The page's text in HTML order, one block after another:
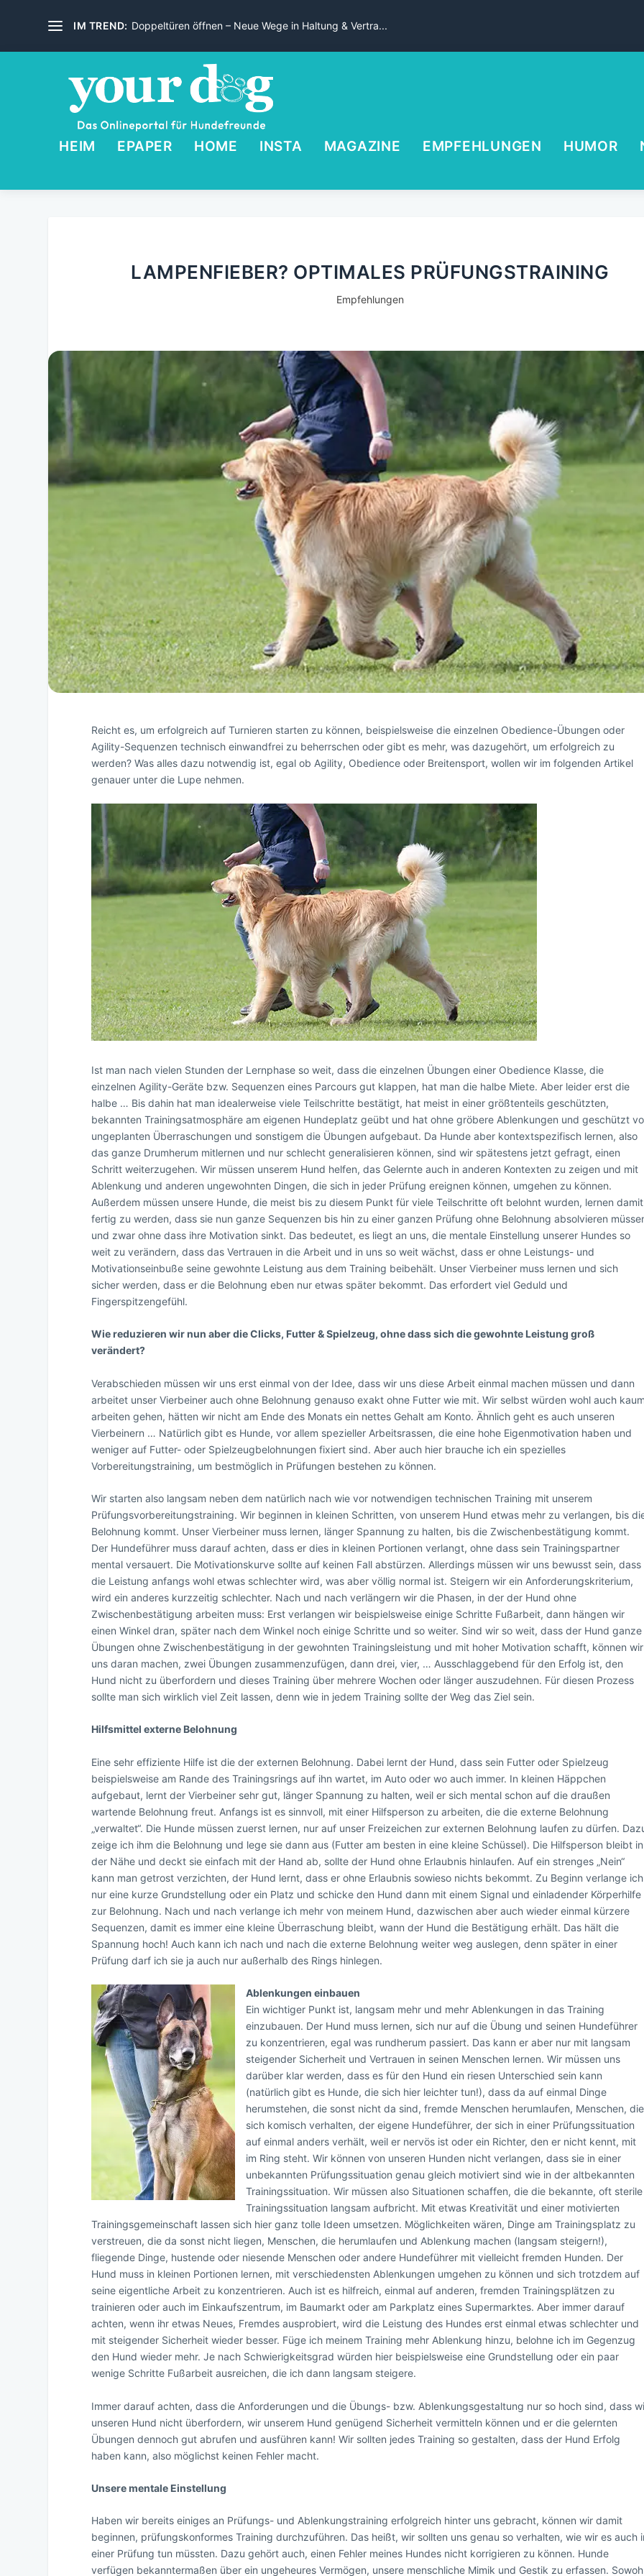
IM TREND: Doppeltüren öffnen – Neue Wege in Haltung & Vertra...
HEIM EPAPER HOME INSTA MAGAZINE EMPFEHLUNGEN HUMOR
LAMPENFIEBER? OPTIMALES PRÜFUNGSTRAINING
Empfehlungen
Reicht es, um erfolgreich auf Turnieren starten zu können, beispielsweise die einzelnen Obedience-Übungen oder
Agility-Sequenzen technisch einwandfrei zu beherrschen oder gibt es mehr, was dazugehört, um erfolgreich zu
werden? Was alles dazu notwendig ist, egal ob Agility, Obedience oder Breitensport, wollen wir im folgenden Artikel
genauer unter die Lupe nehmen.
Ist man nach vielen Stunden der Lernphase so weit, dass die einzelnen Übungen einer Obedience Klasse, die
einzelnen Agility-Geräte bzw. Sequenzen eines Parcours gut klappen, hat man die halbe Miete. Aber leider erst die
halbe … Bis dahin hat man idealerweise viele Teilschritte bestätigt, hat meist in einer größtenteils geschützten,
bekannten Trainingsatmosphäre am eigenen Hundeplatz geübt und hat ohne gröbere Ablenkungen und geschützt
ungeplanten Überraschungen und sonstigem die Übungen aufgebaut. Da Hunde aber kontextspezifisch lernen, also
das ganze Drumherum mitlernen und nur schlecht generalisieren können, sind wir spätestens jetzt gefragt, einen
Schritt weiterzugehen. Wir müssen unserem Hund helfen, das Gelernte auch in anderen Kontexten zu zeigen und mit
Ablenkung und anderen ungewohnten Dingen, die sich in jeder Prüfung ereignen können, umgehen zu können.
Außerdem müssen unsere Hunde, die meist bis zu diesem Punkt für viele Teilschritte oft belohnt wurden, lernen damit
fertig zu werden, dass sie nun ganze Sequenzen bis hin zu einer ganzen Prüfung ohne Belohnung absolvieren
und zwar ohne dass ihre Motivation sinkt. Das bedeutet, es liegt an uns, die mentale Einstellung unserer Hundes so
weit zu verändern, dass das Vertrauen in die Arbeit und in uns so weit wächst, dass er ohne Leistungs- und
Motivationseinbuße seine gewohnte Leistung aus dem Training beibehält. Unser Vierbeiner muss lernen und sich
sicher werden, dass er die Belohnung eben nur etwas später bekommt. Das erfordert viel Geduld und
Fingerspitzengefühl.
Wie reduzieren wir nun aber die Clicks, Futter & Spielzeug, ohne dass sich die gewohnte Leistung groß
verändert?
Verabschieden müssen wir uns erst einmal von der Idee, dass wir uns diese Arbeit einmal machen müssen und dann
arbeitet unser Vierbeiner auch ohne Belohnung genauso exakt ohne Futter wie mit. Wir selbst würden wohl auch
arbeiten gehen, hätten wir nicht am Ende des Monats ein nettes Gehalt am Konto. Ähnlich geht es auch unseren
Vierbeinern … Natürlich gibt es Hunde, vor allem spezieller Arbeitsrassen, die eine hohe Eigenmotivation haben und
weniger auf Futter- oder Spielzeugbelohnungen fixiert sind. Aber auch hier brauche ich ein spezielles
Vorbereitungstraining, um bestmöglich in Prüfungen bestehen zu können.
Wir starten also langsam neben dem natürlich nach wie vor notwendigen technischen Training mit unserem
Prüfungsvorbereitungstraining. Wir beginnen in kleinen Schritten, von unserem Hund etwas mehr zu verlangen, bis
Belohnung kommt. Unser Vierbeiner muss lernen, länger Spannung zu halten, bis die Zwischenbestätigung kommt.
Der Hundeführer muss darauf achten, dass er dies in kleinen Portionen verlangt, ohne dass sein Trainingspartner
mental versauert. Die Motivationskurve sollte auf keinen Fall abstürzen. Allerdings müssen wir uns bewusst sein, dass
die Leistung anfangs wohl etwas schlechter wird, was aber völlig normal ist. Steigern wir ein Anforderungskriterium,
wird ein anderes kurzzeitig schlechter. Nach und nach verlängern wir die Phasen, in der der Hund ohne
Zwischenbestätigung arbeiten muss: Erst verlangen wir beispielsweise einige Schritte Fußarbeit, dann hängen wir
einen Winkel dran, später nach dem Winkel noch einige Schritte und so weiter. Sind wir so weit, dass der Hund ganze
Übungen ohne Zwischenbestätigung in der gewohnten Trainingsleistung und mit hoher Motivation schafft, können wir
uns daran machen, zwei Übungen zusammenzufügen, dann drei, vier, … Ausschlaggebend für den Erfolg ist, den
Hund nicht zu überfordern und dieses Training über mehrere Wochen oder länger auszudehnen. Für diesen Prozess
sollte man sich wirklich viel Zeit lassen, denn wie in jedem Training sollte der Weg das Ziel sein.
Hilfsmittel externe Belohnung
Eine sehr effiziente Hilfe ist die der externen Belohnung. Dabei lernt der Hund, dass sein Futter oder Spielzeug
beispielsweise am Rande des Trainingsrings auf ihn wartet, im Auto oder wo auch immer. In kleinen Häppchen
aufgebaut, lernt der Vierbeiner sehr gut, länger Spannung zu halten, weil er sich mental schon auf die draußen
wartende Belohnung freut. Anfangs ist es sinnvoll, mit einer Hilfsperson zu arbeiten, die die externe Belohnung
„verwaltet“. Die Hunde müssen zuerst lernen, nur auf unser Freizeichen zur externen Belohnung laufen zu dürfen.
zeige ich ihm die Belohnung und lege sie dann aus (Futter am besten in eine kleine Schüssel). Die Hilfsperson bleibt in
der Nähe und deckt sie einfach mit der Hand ab, sollte der Hund ohne Erlaubnis hinlaufen. Auf ein strenges „Nein“
kann man getrost verzichten, der Hund lernt, dass er ohne Erlaubnis sowieso nichts bekommt. Zu Beginn verlange ich
nur eine kurze Grundstellung oder ein Platz und schicke den Hund dann mit einem Signal und einladender Körperhilfe
zur Belohnung. Nach und nach verlange ich mehr von meinem Hund, dazwischen aber auch wieder einmal kürzere
Sequenzen, damit es immer eine kleine Überraschung bleibt, wann der Hund die Bestätigung erhält. Das hält die
Spannung hoch! Auch kann ich nach und nach die externe Belohnung weiter weg auslegen, denn später in einer
Prüfung darf ich sie ja auch nur außerhalb des Rings hinlegen.
Ablenkungen einbauen
Ein wichtiger Punkt ist, langsam mehr und mehr Ablenkungen in das Training
einzubauen. Der Hund muss lernen, sich nur auf die Übung und seinen Hundeführer
zu konzentrieren, egal was rundherum passiert. Das kann er aber nur mit langsam
steigender Sicherheit und Vertrauen in seinen Menschen lernen. Wir müssen uns
darüber klar werden, dass es für den Hund ein riesen Unterschied sein kann
(natürlich gibt es Hunde, die sich hier leichter tun!), dass da auf einmal Dinge
herumstehen, die sonst nicht da sind, fremde Menschen herumlaufen, Menschen, die
sich komisch verhalten, der eigene Hundeführer, der sich in einer Prüfungssituation
auf einmal anders verhält, weil er nervös ist oder ein Richter, den er nicht kennt, mit
im Ring steht. Wir können von unseren Hunden nicht verlangen, dass sie in einer
unbekannten Prüfungssituation genau gleich motiviert sind wie in der altbekannten
Trainingssituation. Wir müssen also Situationen schaffen, die die bekannte, oft sterile
Trainingssituation langsam aufbricht. Mit etwas Kreativität und einer motivierten
Trainingsgemeinschaft lassen sich hier ganz tolle Ideen umsetzen. Möglichkeiten wären, Dinge am Trainingsplatz zu
verstreuen, die da sonst nicht liegen, Menschen, die herumlaufen und Ablenkung machen (langsam steigern!),
fliegende Dinge, hustende oder niesende Menschen oder andere Hundeführer mit vielleicht fremden Hunden. Der
Hund muss in kleinen Portionen lernen, mit verschiedensten Ablenkungen umgehen zu können und sich trotzdem auf
seine eigentliche Arbeit zu konzentrieren. Auch ist es hilfreich, einmal auf anderen, fremden Trainingsplätzen zu
trainieren oder auch im Einkaufszentrum, im Baumarkt oder am Parkplatz eines Supermarktes. Aber immer darauf
achten, wenn ihr etwas Neues, Fremdes ausprobiert, wird die Leistung des Hundes erst einmal etwas schlechter und
mit steigender Sicherheit wieder besser. Füge ich meinem Training mehr Ablenkung hinzu, belohne ich im Gegenzug
den Hund wieder mehr. Je nach Schwierigkeitsgrad würden hier beispielsweise eine Grundstellung oder ein paar
wenige Schritte Fußarbeit ausreichen, die ich dann langsam steigere.
Immer darauf achten, dass die Anforderungen und die Übungs- bzw. Ablenkungsgestaltung nur so hoch sind, dass
unseren Hund nicht überfordern, wir unserem Hund genügend Sicherheit vermitteln können und er die gelernten
Übungen dennoch gut abrufen und ausführen kann! Wir sollten jedes Training so gestalten, dass der Hund Erfolg
haben kann, also möglichst keinen Fehler macht.
Unsere mentale Einstellung
Haben wir bereits einiges an Prüfungs- und Ablenkungstraining erfolgreich hinter uns gebracht, können wir damit
beginnen, prüfungskonformes Training durchzuführen. Das heißt, wir sollten uns genau so verhalten, wie wir es auch
einer Prüfung tun müssten. Dazu gehört auch, einen Fehler meines Hundes nicht korrigieren zu können. Hunde
verfügen bekanntermaßen über ein ungeheures Vermögen, unsere menschliche Mimik und Gestik zu erfassen.